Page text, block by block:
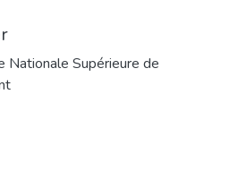
Nationale Supérieure de